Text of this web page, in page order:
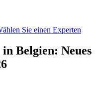
Sie einen Experten
Belgien: Neues